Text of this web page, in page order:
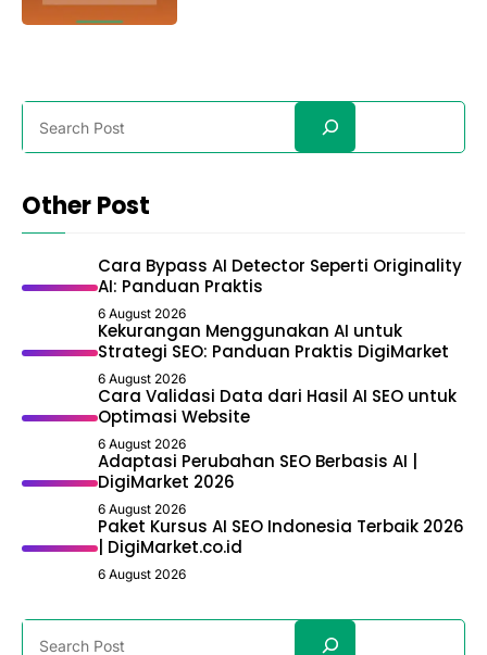
Other Post
Cara Bypass AI Detector Seperti Originality
AI: Panduan Praktis
6 August 2026
Kekurangan Menggunakan AI untuk
Strategi SEO: Panduan Praktis DigiMarket
6 August 2026
Cara Validasi Data dari Hasil AI SEO untuk
Optimasi Website
6 August 2026
Adaptasi Perubahan SEO Berbasis AI |
DigiMarket 2026
6 August 2026
Paket Kursus AI SEO Indonesia Terbaik 2026
| DigiMarket.co.id
6 August 2026